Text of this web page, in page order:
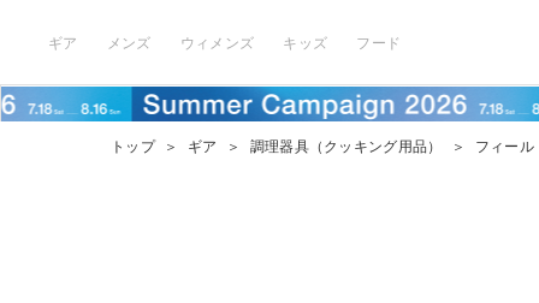
ギア メンズ ウィメンズ キッズ フード
トップ ＞ ギア ＞ 調理器具（クッキング用品） ＞ フィール